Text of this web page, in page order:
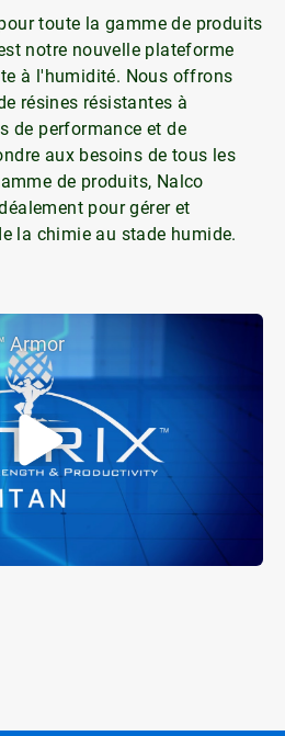
Armor
toute la gamme de produits
notre nouvelle plateforme
à l'humidité. Nous offrons
résines résistantes à
de performance et de
aux besoins de tous les
de produits, Nalco
pour gérer et
la chimie au stade humide.